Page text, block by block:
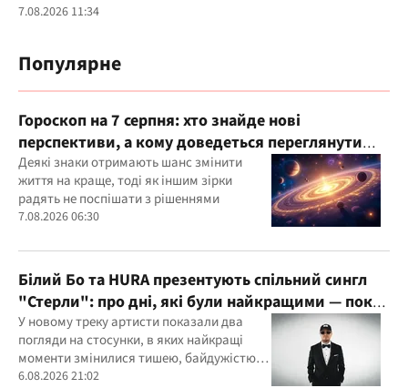
7.08.2026 11:34
Популярне
Гороскоп на 7 серпня: хто знайде нові
перспективи, а кому доведеться переглянути
свої пріоритети
Деякі знаки отримають шанс змінити
життя на краще, тоді як іншим зірки
радять не поспішати з рішеннями
7.08.2026 06:30
Білий Бо та HURA презентують спільний сингл
"Стерли": про дні, які були найкращими — поки
хтось не натиснув delete
У новому треку артисти показали два
погляди на стосунки, в яких найкращі
моменти змінилися тишею, байдужістю
та порожнечею
6.08.2026 21:02